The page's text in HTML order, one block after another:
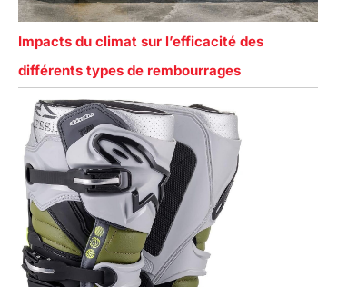
Impacts du climat sur l’efficacité des
différents types de rembourrages